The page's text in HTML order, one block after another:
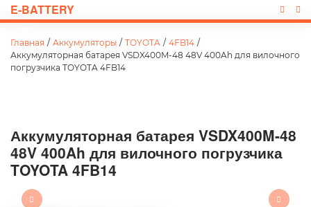
E-BATTERY
Главная / Аккумуляторы / TOYOTA / 4FB14 /
Аккумуляторная батарея VSDX400M-48 48V 400Ah для вилочного
погрузчика TOYOTA 4FB14
Аккумуляторная батарея VSDX400M-48
48V 400Ah для вилочного погрузчика
TOYOTA 4FB14